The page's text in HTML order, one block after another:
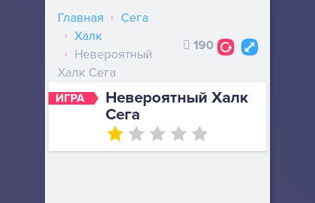
ИГРА
Невероятный Халк
Сега
Главная
Сега
Халк
Невероятный
Халк Сега
190